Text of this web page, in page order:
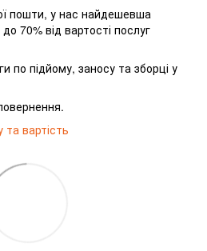
пошти, у нас найдешевша
70% від вартості послуг
по підйому, заносу та зборці у
вартість